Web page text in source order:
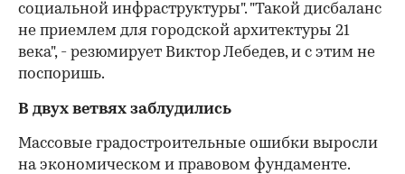
социальной инфраструктуры". "Такой дисбаланс
не приемлем для городской архитектуры 21
века", - резюмирует Виктор Лебедев, и с этим не
поспоришь.
В двух ветвях заблудились
Массовые градостроительные ошибки выросли
на экономическом и правовом фундаменте.